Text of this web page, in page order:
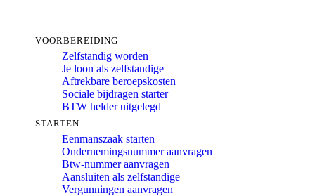
VOORBEREIDING
Zelfstandig worden
Je loon als zelfstandige
Aftrekbare beroepskosten
Sociale bijdragen starter
BTW helder uitgelegd
STARTEN
Eenmanszaak starten
Ondernemingsnummer aanvragen
Btw-nummer aanvragen
Aansluiten als zelfstandige
Vergunningen aanvragen